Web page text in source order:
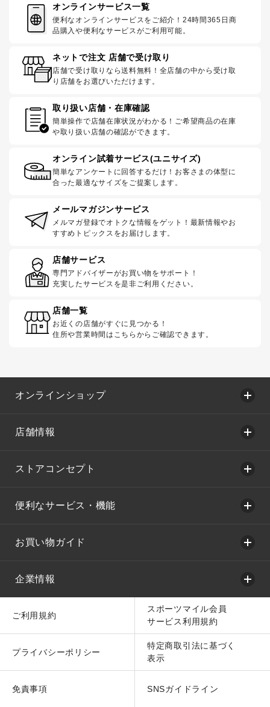
オンラインサービス一覧
便利なオンラインサービスをご紹介！24時間365日商
品購入や便利なサービスがご利用可能。
ネットで注文 店舗で受け取り
店舗で受け取りなら送料無料！全店舗の中から受け取
り店舗をお選びいただけます。
取り扱い店舗・在庫確認
簡単操作で店舗在庫状況がわかる！ご希望商品の在庫
や取り扱い店舗の確認ができます。
オンライン試着サービス(ユニサイズ)
簡単なアンケートに回答するだけ！お客さまの体型に
合った最適なサイズをご提案します。
メールマガジンサービス
メルマガ登録でオトクな情報をゲット！最新情報やお
すすめトピックスをお届けします。
店舗サービス
専門アドバイザーがお買い物をサポート！
充実したサービスを是非ご利用ください。
店舗一覧
お近くの店舗がすぐに見つかる！
住所や営業時間はこちらからご確認できます。
オンラインショップ
店舗情報
ストアコンセプト
便利なサービス・機能
お買い物ガイド
企業情報
ご利用規約
スポーツマイル会員
サービス利用規約
プライバシーポリシー
特定商取引法に基づく
表示
免責事項 SNSガイドライン